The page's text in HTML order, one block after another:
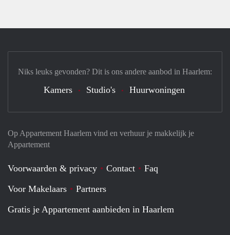
Op Appartement Haarlem vind en verhuur je makkelijk je
Appartement
Voorwaarden & privacy Contact
Faq
Voor Makelaars
Partners
Gratis je Appartement aanbieden in Haarlem
Niks leuks gevonden? Dit is ons andere aanbod in Haarlem:
Kamers Studio's Huurwoningen